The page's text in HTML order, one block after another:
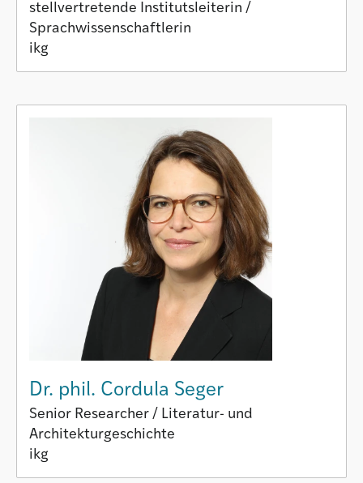
stellvertretende Institutsleiterin /
Sprachwissenschaftlerin
ikg
Dr. phil. Cordula Seger
Senior Researcher / Literatur- und
Architekturgeschichte
ikg